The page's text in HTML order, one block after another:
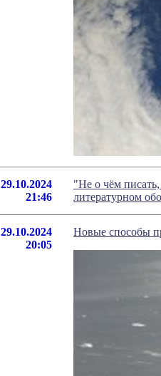
29.10.2024
21:46
"Не о чём
литературном
29.10.2024
20:05
Новые способы